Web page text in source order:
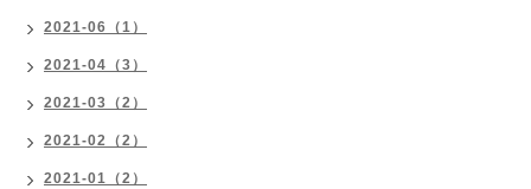
2021-06（1）
2021-04（3）
2021-03（2）
2021-02（2）
2021-01（2）